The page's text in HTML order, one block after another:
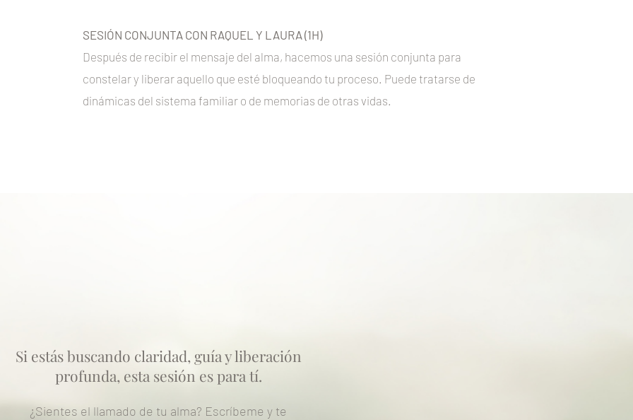
SESIÓN CONJUNTA CON RAQUEL Y LAURA (1H)
Después de recibir el mensaje del alma, hacemos una sesión conjunta para
constelar y liberar aquello que esté bloqueando tu proceso. Puede tratarse de
dinámicas del sistema familiar o de memorias de otras vidas.
Si estás buscando claridad, guía y liberación
profunda, esta sesión es para tí.
¿Sientes el llamado de tu alma? Escríbeme y te